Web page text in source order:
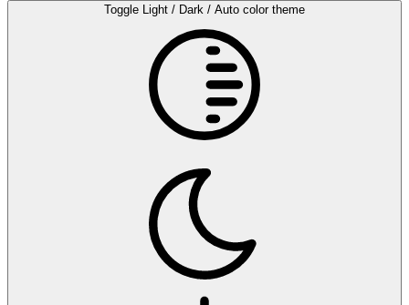
Toggle Light / Dark / Auto color theme